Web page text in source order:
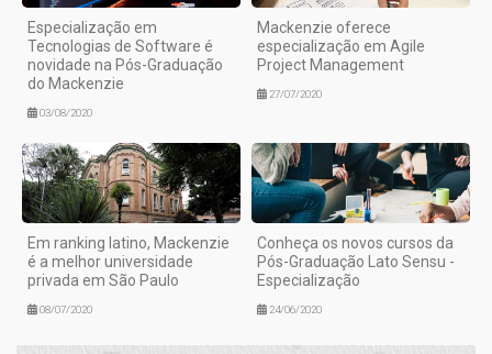
Especialização em
Tecnologias de Software é
novidade na Pós-Graduação
do Mackenzie
03/08/2020
Mackenzie oferece
especialização em Agile
Project Management
27/07/2020
Em ranking latino, Mackenzie
é a melhor universidade
privada em São Paulo
08/07/2020
Conheça os novos cursos da
Pós-Graduação Lato Sensu -
Especialização
24/06/2020